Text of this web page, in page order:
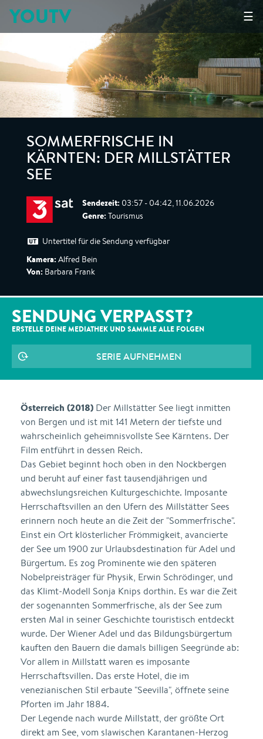
☰
YOUTV
SOMMERFRISCHE IN
KÄRNTEN: DER MILLSTÄTTER
SEE
Sendezeit: 03:57 - 04:42, 11.06.2026
Genre: Tourismus
Untertitel für die Sendung verfügbar
Kamera: Alfred Bein
Von: Barbara Frank
SENDUNG VERPASST?
ERSTELLE DEINE MEDIATHEK UND SAMMLE ALLE FOLGEN
SERIE AUFNEHMEN
Österreich (2018) Der Millstätter See liegt inmitten
von Bergen und ist mit 141 Metern der tiefste und
wahrscheinlich geheimnisvollste See Kärntens. Der
Film entführt in dessen Reich.
Das Gebiet beginnt hoch oben in den Nockbergen
und beruht auf einer fast tausendjährigen und
abwechslungsreichen Kulturgeschichte. Imposante
Herrschaftsvillen an den Ufern des Millstätter Sees
erinnern noch heute an die Zeit der "Sommerfrische".
Einst ein Ort klösterlicher Frömmigkeit, avancierte
der See um 1900 zur Urlaubsdestination für Adel und
Bürgertum. Es zog Prominente wie den späteren
Nobelpreisträger für Physik, Erwin Schrödinger, und
das Klimt-Modell Sonja Knips dorthin. Es war die Zeit
der sogenannten Sommerfrische, als der See zum
ersten Mal in seiner Geschichte touristisch entdeckt
wurde. Der Wiener Adel und das Bildungsbürgertum
kauften den Bauern die damals billigen Seegründe ab:
Vor allem in Millstatt waren es imposante
Herrschaftsvillen. Das erste Hotel, die im
venezianischen Stil erbaute "Seevilla", öffnete seine
Pforten im Jahr 1884.
Der Legende nach wurde Millstatt, der größte Ort
direkt am See, vom slawischen Karantanen-Herzog